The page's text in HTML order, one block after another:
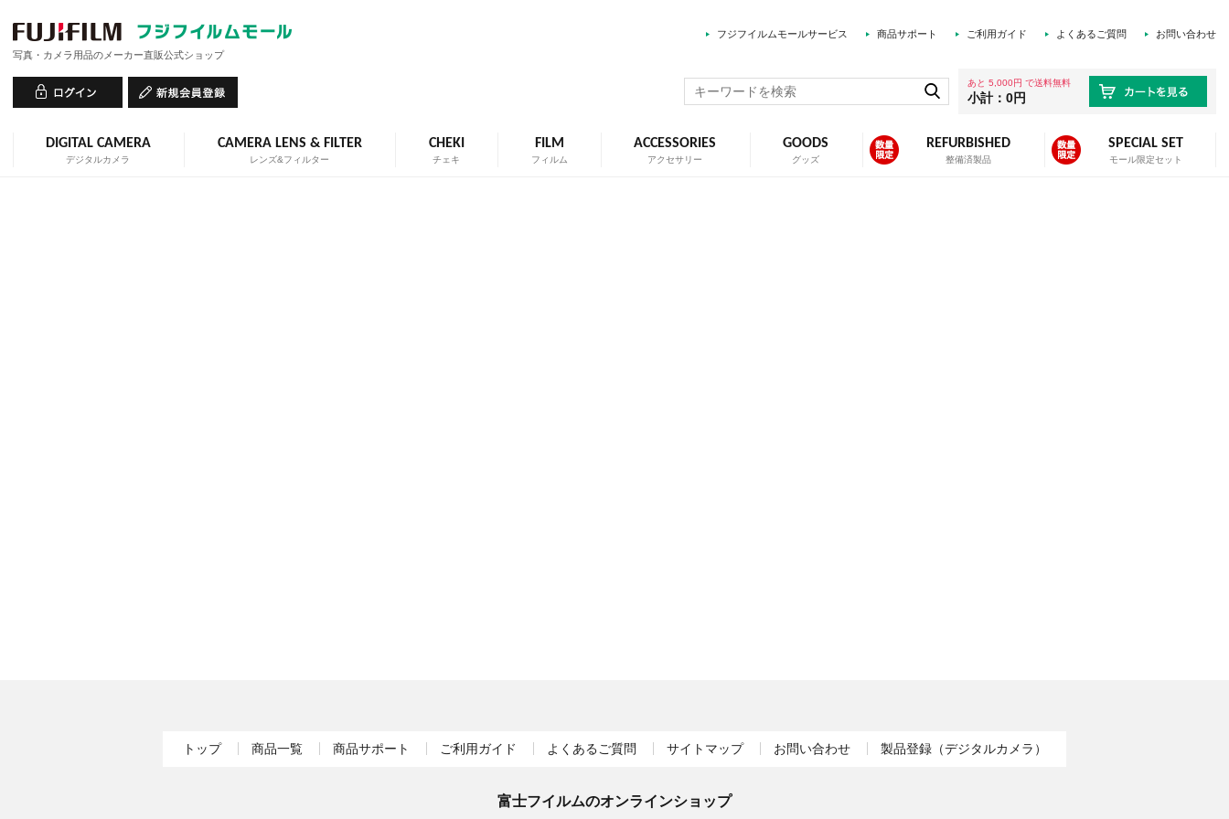
写真・カメラ用品のメーカー直販公式ショップ
フジフイルムモールサービス 商品サポート ご利用ガイド よくあるご質問 お問い合わせ
あと 5,000円 で送料無料
小計：0円
DIGITAL CAMERA
デジタルカメラ
CAMERA LENS & FILTER
レンズ&フィルター
CHEKI
チェキ
FILM
フィルム
ACCESSORIES
アクセサリー
GOODS
グッズ
REFURBISHED
整備済製品
SPECIAL SET
モール限定セット
トップ 商品一覧 商品サポート ご利用ガイド よくあるご質問 サイトマップ お問い合わせ 製品登録（デジタルカメラ）
富士フイルムのオンラインショップ